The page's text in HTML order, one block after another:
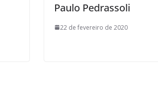
Paulo Pedrassoli
22 de fevereiro de 2020